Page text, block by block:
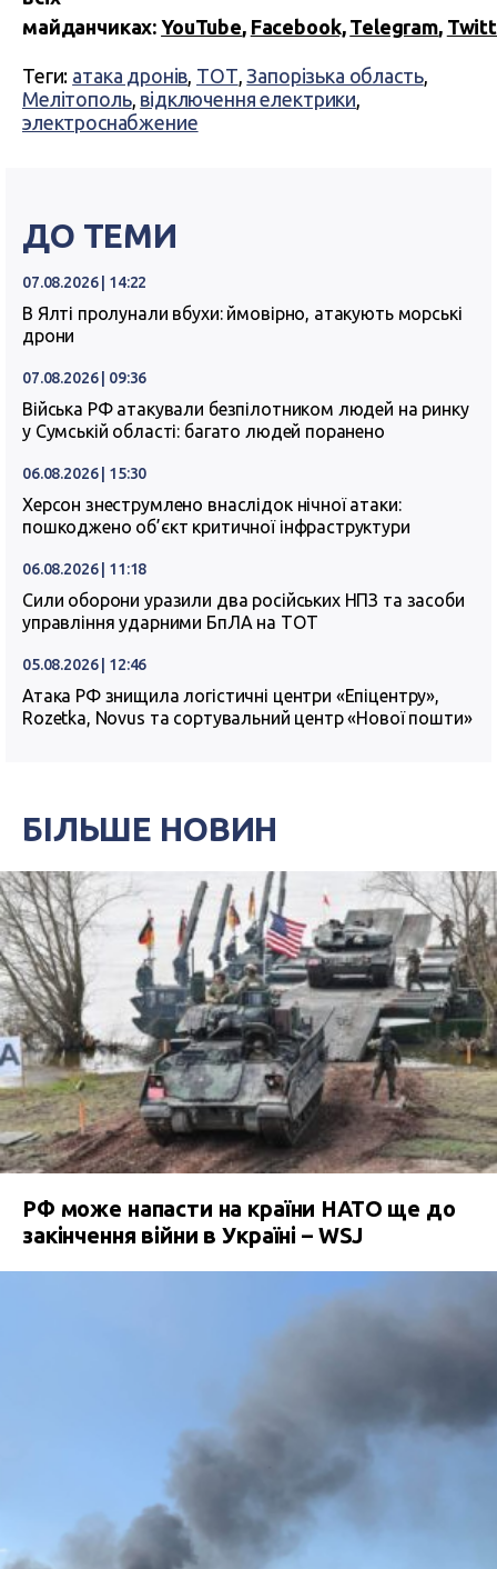
майданчиках:YouTube, Facebook, Telegram,
Теги: атака дронів, ТОТ,Запорізька область,
Мелітополь, відключення електрики,
электроснабжение
ДО ТЕМИ
07.08.2026 | 14:22
В Ялті пролунали вбухи: ймовірно, атакують морські
дрони
07.08.2026 | 09:36
Війська РФ атакували безпілотником людей на ринку
у Сумській області: багато людей поранено
06.08.2026 | 15:30
Херсон знеструмлено внаслідок нічної атаки:
пошкоджено об’єкт критичної інфраструктури
06.08.2026 | 11:18
Сили оборони уразили два російських НПЗ та засоби
управління ударними БпЛА на ТОТ
05.08.2026 | 12:46
Атака РФ знищила логістичні центри «Епіцентру»,
Rozetka, Novus та сортувальний центр «Нової пошти»
БІЛЬШЕ НОВИН
РФ може напасти на країни НАТО ще до
закінчення війни в Україні – WSJ